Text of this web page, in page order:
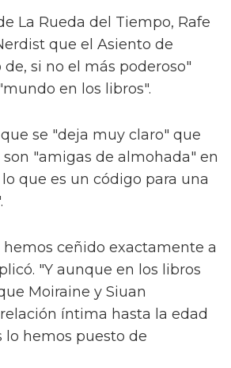
La Rueda del Tiempo, Rafe
que el Asiento de
si no el más poderoso"
en los libros".
se "deja muy claro" que
"amigas de almohada" en
lo que es un código para una
hemos ceñido exactamente a
"Y aunque en los libros
Moiraine y Siuan
íntima hasta la edad
lo hemos puesto de